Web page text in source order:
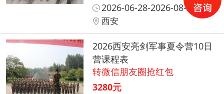
2026-06-28-2026-08-31
西安
2026西安亮剑军事夏令营10日
营课程表
转微信朋友圈抢红包
3280元